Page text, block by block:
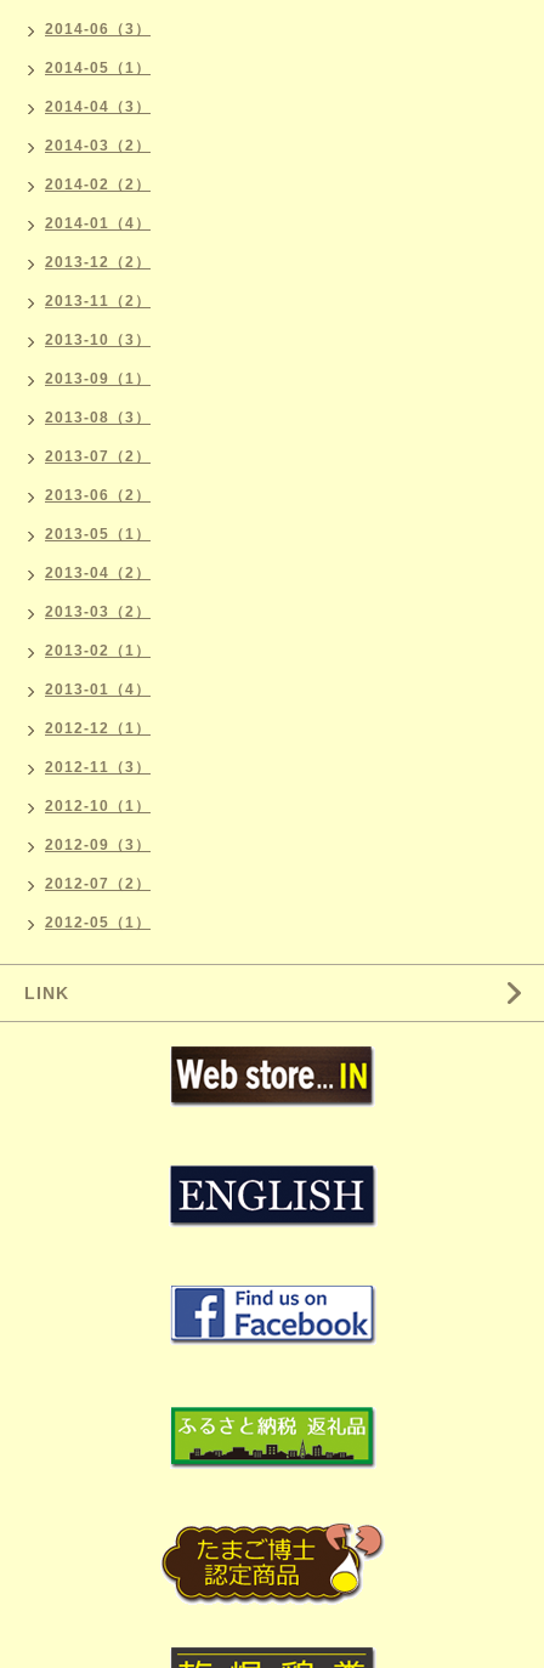
2014-06（3）
2014-05（1）
2014-04（3）
2014-03（2）
2014-02（2）
2014-01（4）
2013-12（2）
2013-11（2）
2013-10（3）
2013-09（1）
2013-08（3）
2013-07（2）
2013-06（2）
2013-05（1）
2013-04（2）
2013-03（2）
2013-02（1）
2013-01（4）
2012-12（1）
2012-11（3）
2012-10（1）
2012-09（3）
2012-07（2）
2012-05（1）
LINK